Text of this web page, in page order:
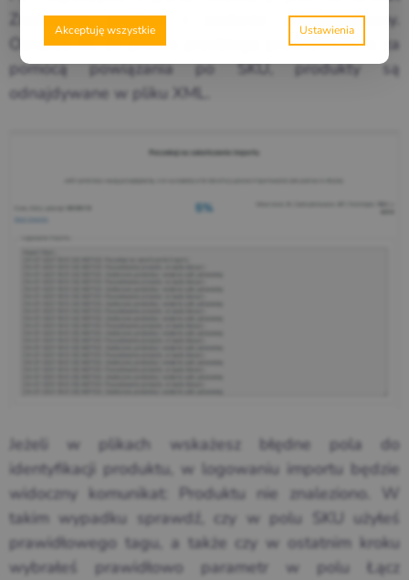
Znaleziono produkt i zostanie zaktualizowany.
Oznacza to, że proces przebiega prawidłowo, a za
pomocą powiązania po SKU, produkty są
odnajdywane w pliku XML.
Jeżeli w plikach wskażesz błędne pola do
identyfikacji produktu, w logowaniu importu będzie
widoczny komunikat: Produktu nie znaleziono. W
takim wypadku sprawdź, czy w polu SKU użyłeś
prawidłowego tagu, a także czy w ostatnim kroku
wybrałeś prawidłowo parametr w polu Łącz
Akceptuję wszystkie